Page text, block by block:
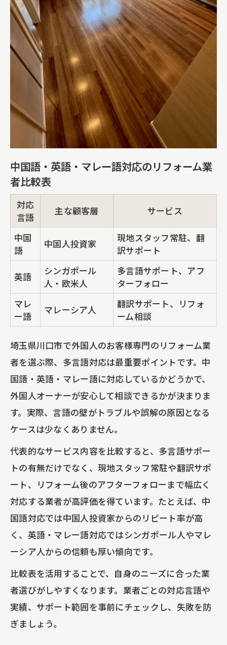
中国語・英語・マレー語対応のリフォーム業
者比較表
対応
言語
主な顧客層 サービス
中国
語
中国人投資家
現地スタッフ常駐、翻
訳サポート
英語
シンガポール
人・欧米人
多言語サポート、アフ
ターフォロー
マレ
ー語
マレーシア人
翻訳サポート、リフォ
ーム相談
埼玉県川口市で外国人のお客様専門のリフォーム業
者を選ぶ際、多言語対応は最重要ポイントです。中
国語・英語・マレー語に対応しているかどうかで、
外国人オーナーが安心して相談できるかが決まりま
す。実際、言語の壁がトラブルや誤解の原因となる
ケースは少なくありません。
代表的なサービス内容を比較すると、多言語サポー
トの有無だけでなく、現地スタッフ常駐や翻訳サポ
ート、リフォーム後のアフターフォローまで幅広く
対応する業者が高評価を得ています。たとえば、中
国語対応では中国人投資家からのリピート率が高
く、英語・マレー語対応ではシンガポール人やマレ
ーシア人からの信頼も厚い傾向です。
比較表を活用することで、自身のニーズに合った業
者選びがしやすくなります。業者ごとの対応言語や
実績、サポート範囲を事前にチェックし、失敗を防
ぎましょう。